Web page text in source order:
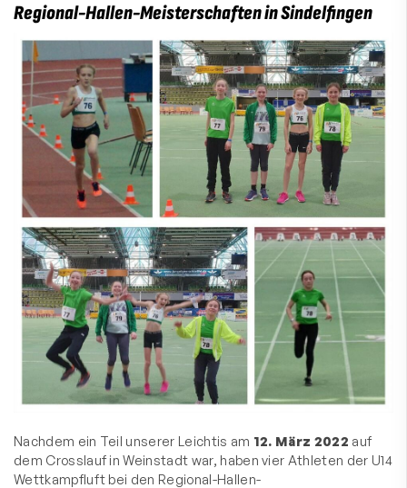
Regional-Hallen-Meisterschaften in Sindelfingen
Nachdem ein Teil unserer Leichtis am 12. März 2022 auf
dem Crosslauf in Weinstadt war, haben vier Athleten der U14
Wettkampfluft bei den Regional-Hallen-